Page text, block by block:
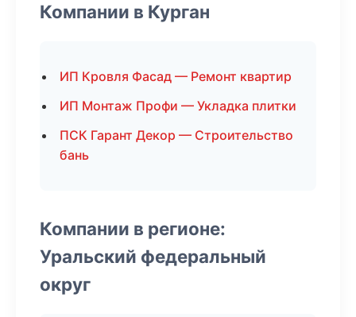
Компании в Курган
ИП Кровля Фасад — Ремонт квартир
ИП Монтаж Профи — Укладка плитки
ПСК Гарант Декор — Строительство
бань
Компании в регионе:
Уральский федеральный
округ